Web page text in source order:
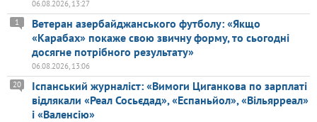
06.08.2026, 13:27
Ветеран азербайджанського футболу: «Якщо
«Карабах» покаже свою звичну форму, то сьогодні
досягне потрібного результату»
1
06.08.2026, 13:06
Іспанський журналіст: «Вимоги Циганкова по зарплаті
відлякали «Реал Сосьєдад», «Еспаньйол», «Вільярреал»
і «Валенсію»
20